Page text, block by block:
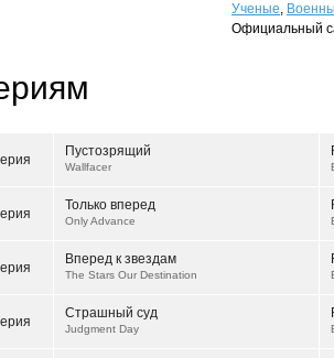
Ученые,
Официальный
Пустозрящий
Wallfacer
Только вперед
Only Advance
Вперед к звездам
The Stars Our Destination
Страшный суд
Judgment Day